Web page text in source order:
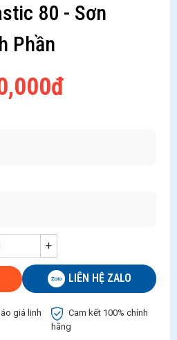
80 - Sơn
Phần
+
LIÊN HỆ ZALO
giá linh
Cam kết 100% chính
hãng